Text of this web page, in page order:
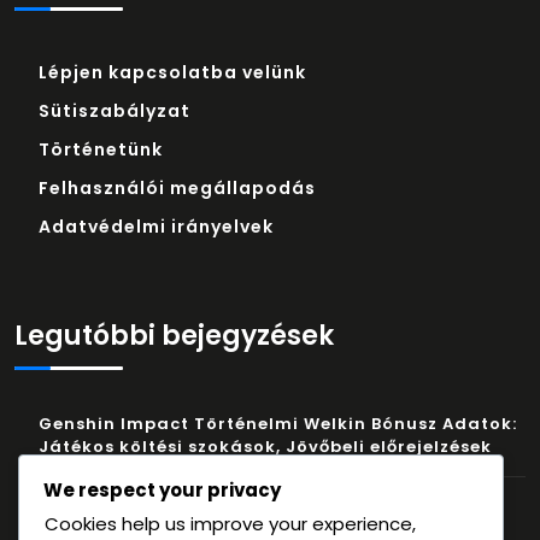
Lépjen kapcsolatba velünk
Sütiszabályzat
Történetünk
Felhasználói megállapodás
Adatvédelmi irányelvek
Legutóbbi bejegyzések
Genshin Impact Történelmi Welkin Bónusz Adatok:
Játékos költési szokások, Jövőbeli előrejelzések
Genshin Impact Primogem kódok: Regionális
exkluzívok, Limitált kiadású termékek,
We respect your privacy
Cookies help us improve your experience,